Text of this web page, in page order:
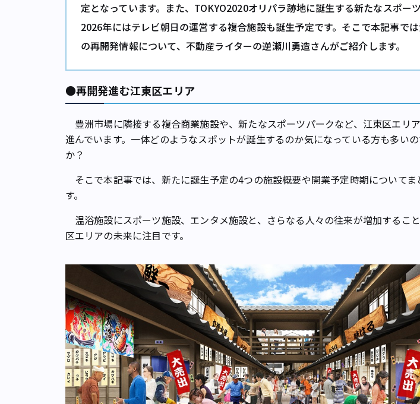
定となっています。また、TOKYO2020オリパラ跡地に誕生する新たなスポーツ
2026年にはテレビ朝日の運営する複合施設も誕生予定です。そこで本記事で
の再開発情報について、不動産ライターの逆瀬川勇造さんがご紹介します。
●再開発進む江東区エリア
豊洲市場に隣接する複合商業施設や、新たなスポーツパークなど、江東区エリ
進んでいます。一体どのようなスポットが誕生するのか気になっている方も多い
か？
そこで本記事では、新たに誕生予定の4つの施設概要や開業予定時期についてま
す。
温浴施設にスポーツ施設、エンタメ施設と、さらなる人々の往来が増加するこ
区エリアの未来に注目です。